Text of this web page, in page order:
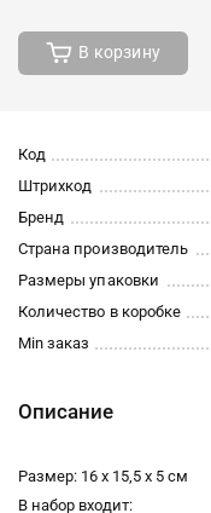
В корзину
Код
Штрихкод
Бренд
Страна производитель
Размеры упаковки
Количество в коробке
Min заказ
Описание
Размер: 16 х 15,5 х 5 см
В набор входит: